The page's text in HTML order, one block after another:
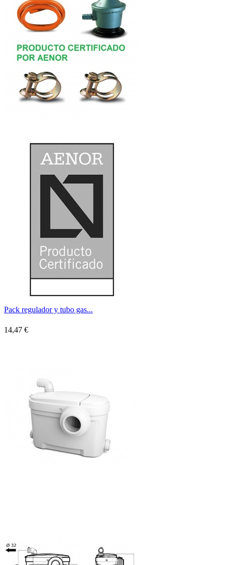
Pack regulador y tubo gas...
14,47 €